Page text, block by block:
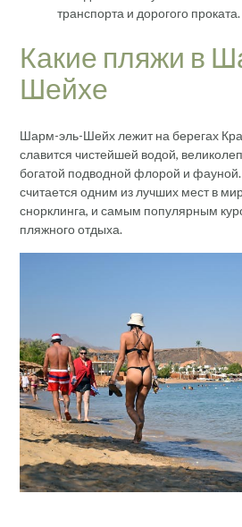
транспорта и дорогого проката.
Какие пляжи в
Шейхе
Шарм-эль-Шейх лежит на берегах
славится чистейшей водой,
богатой подводной флорой и
считается одним из лучших мест в
снорклинга, и самым популярным
пляжного отдыха.